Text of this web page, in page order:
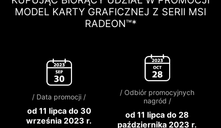
MODEL KARTY GRAFICZNEJ Z SERII MSI
RADEON™*
/ Data promocji /
od 11 lipca do 30
września 2023 r.
/ Odbiór promocyjnych
nagród /
od 11 lipca do 28
października 2023 r.